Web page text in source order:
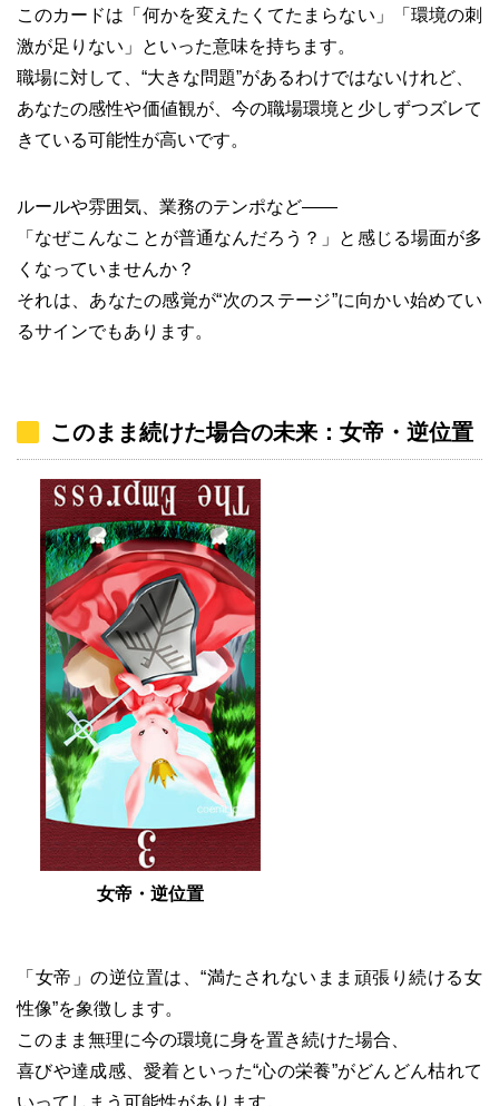
このカードは「何かを変えたくてたまらない」「環境の刺
激が足りない」といった意味を持ちます。
職場に対して、“大きな問題”があるわけではないけれど、
あなたの感性や価値観が、今の職場環境と少しずつズレて
きている可能性が高いです。
ルールや雰囲気、業務のテンポなど――
「なぜこんなことが普通なんだろう？」と感じる場面が多
くなっていませんか？
それは、あなたの感覚が“次のステージ”に向かい始めてい
るサインでもあります。
このまま続けた場合の未来：女帝・逆位置
女帝・逆位置
「女帝」の逆位置は、“満たされないまま頑張り続ける女
性像”を象徴します。
このまま無理に今の環境に身を置き続けた場合、
喜びや達成感、愛着といった“心の栄養”がどんどん枯れて